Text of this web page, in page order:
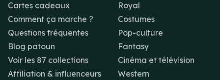
Cartes cadeaux
Comment ça marche ?
Questions fréquentes
Blog patoun
Voir les 87 collections
Affiliation & influenceurs
Royal
Costumes
Pop-culture
Fantasy
Cinéma et télévision
Western